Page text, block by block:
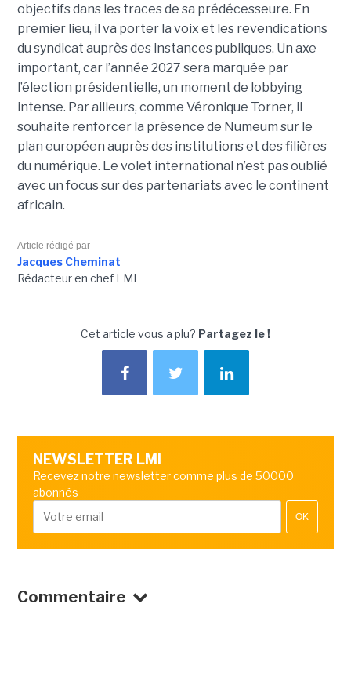
objectifs dans les traces de sa prédécesseure. En
premier lieu, il va porter la voix et les revendications
du syndicat auprès des instances publiques. Un axe
important, car l’année 2027 sera marquée par
l’élection présidentielle, un moment de lobbying
intense. Par ailleurs, comme Véronique Torner, il
souhaite renforcer la présence de Numeum sur le
plan européen auprès des institutions et des filières
du numérique. Le volet international n’est pas oublié
avec un focus sur des partenariats avec le continent
africain.
Article rédigé par
Jacques Cheminat
Rédacteur en chef LMI
Cet article vous a plu? Partagez le !
NEWSLETTER LMI
Recevez notre newsletter comme plus de 50000
abonnés
OK
Commentaire